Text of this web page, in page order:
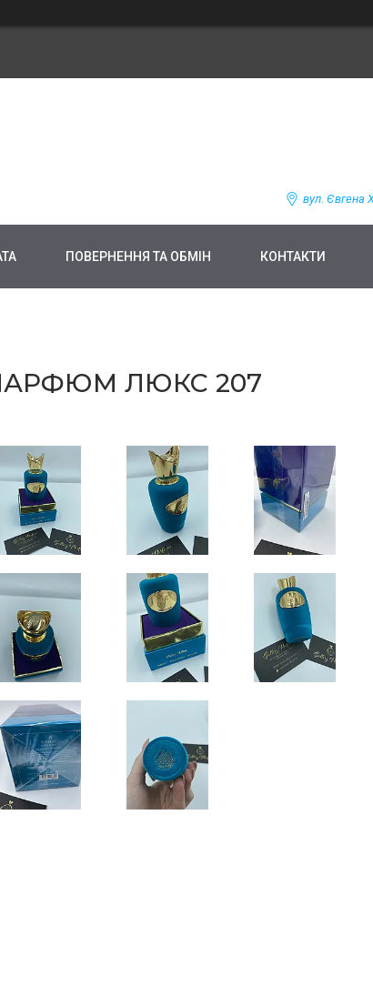
вул. Євгена
ПОВЕРНЕННЯ ТА ОБМІН КОНТАКТИ
ПАРФЮМ ЛЮКС 207